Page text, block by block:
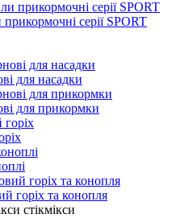
серії SPORT
для насадки
для прикормки
горіх та конопля